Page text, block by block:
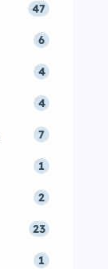
47
6
4
4
7
1
2
23
1